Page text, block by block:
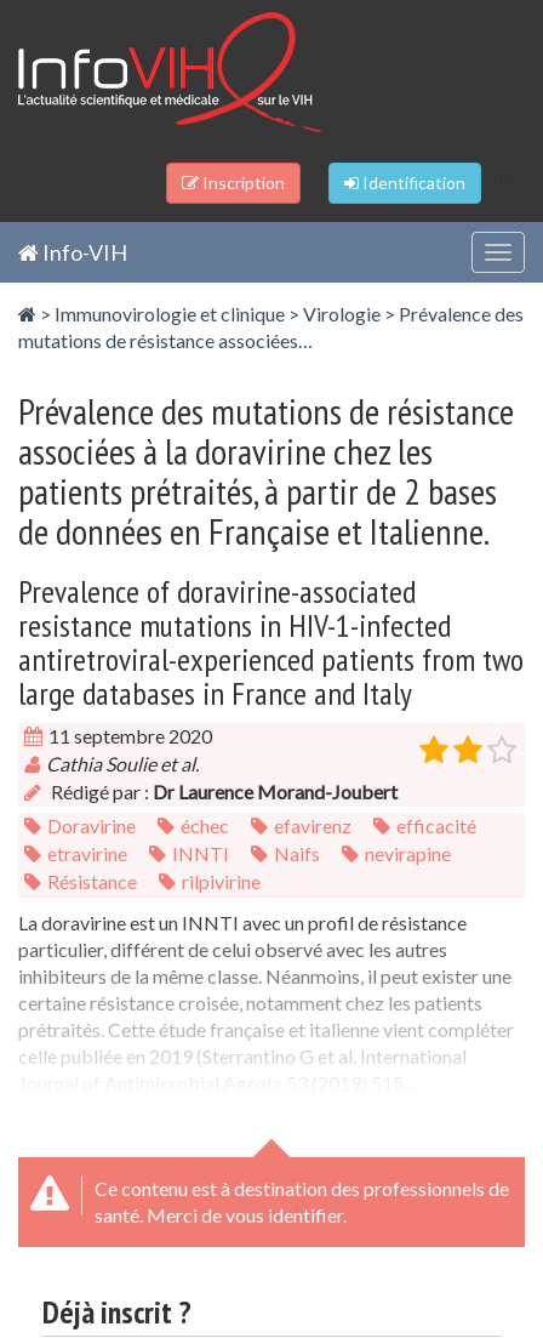
Inscription Identification
Info-VIH
> Immunovirologie et clinique > Virologie > Prévalence des
mutations de résistance associées…
Prévalence des mutations de résistance
associées à la doravirine chez les
patients prétraités, à partir de 2 bases
de données en Française et Italienne.
Prevalence of doravirine-associated
resistance mutations in HIV-1-infected
antiretroviral-experienced patients from two
large databases in France and Italy
11 septembre 2020
Cathia Soulie et al.
Rédigé par : Dr Laurence Morand-Joubert
Doravirine
échec efavirenz
efficacité
etravirine
INNTI Naifs
nevirapine
Résistance
rilpivirine
La doravirine est un INNTI avec un profil de résistance
particulier, différent de celui observé avec les autres
inhibiteurs de la même classe. Néanmoins, il peut exister une
certaine résistance croisée, notamment chez les patients
prétraités. Cette étude française et italienne vient compléter
celle publiée en 2019 (Sterrantino G et al. International
Ce contenu est à destination des professionnels de
santé. Merci de vous identifier.
Déjà inscrit ?
Panneau de gestion des cookies